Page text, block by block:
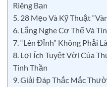
Riêng Bạn
5. 28 Mẹo Và Kỹ Thuật
6. Lắng Nghe Cơ Thể Và
7. “Lên Đỉnh” Không Phải
8. Lợi Ích Tuyệt Vời Của
Tinh Thần
9. Giải Đáp Thắc Mắc